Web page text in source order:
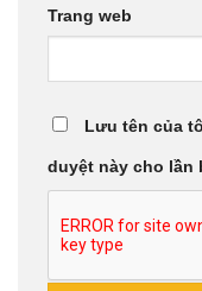
Trang web
Lưu tên của
duyệt này cho lần